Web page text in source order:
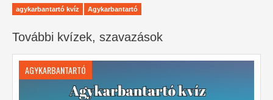
agykarbantartó kvíz Agykarbantartó
További kvízek, szavazások
AGYKARBANTARTÓ